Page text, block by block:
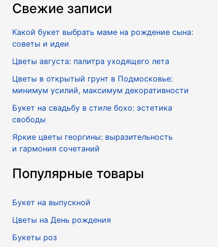
Свежие записи
Какой букет выбрать маме на рождение сына:
советы и идеи
Цветы августа: палитра уходящего лета
Цветы в открытый грунт в Подмосковье:
минимум усилий, максимум декоративности
Букет на свадьбу в стиле бохо: эстетика
свободы
Яркие цветы георгины: выразительность
и гармония сочетаний
Популярные товары
Букет на выпускной
Цветы на День рождения
Букеты роз